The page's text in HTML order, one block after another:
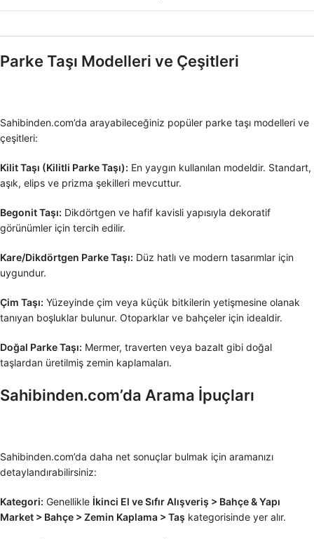
Parke Taşı Modelleri ve Çeşitleri
Sahibinden.com’da arayabileceğiniz popüler parke taşı modelleri ve
çeşitleri:
Kilit Taşı (Kilitli Parke Taşı): En yaygın kullanılan modeldir. Standart,
aşık, elips ve prizma şekilleri mevcuttur.
Begonit Taşı: Dikdörtgen ve hafif kavisli yapısıyla dekoratif
görünümler için tercih edilir.
Kare/Dikdörtgen Parke Taşı: Düz hatlı ve modern tasarımlar için
uygundur.
Çim Taşı: Yüzeyinde çim veya küçük bitkilerin yetişmesine olanak
tanıyan boşluklar bulunur. Otoparklar ve bahçeler için idealdir.
Doğal Parke Taşı: Mermer, traverten veya bazalt gibi doğal
taşlardan üretilmiş zemin kaplamaları.
Sahibinden.com’da Arama İpuçları
Sahibinden.com’da daha net sonuçlar bulmak için aramanızı
detaylandırabilirsiniz:
Kategori: Genellikle İkinci El ve Sıfır Alışveriş > Bahçe & Yapı
Market > Bahçe > Zemin Kaplama > Taş kategorisinde yer alır.